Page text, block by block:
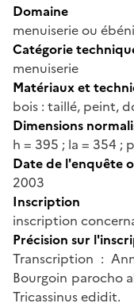
Domaine
menuiserie ou
Catégorie
menuiserie
Matériaux et
bois : taillé, peint,
Dimensions
h = 395 ; la = 354 ;
Date de l'enquête
2003
Inscription
inscription
Précision sur
Transcription :
Bourgoin parocho
Tricassinus edidit.